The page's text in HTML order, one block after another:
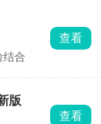
结合
查看
版
查看